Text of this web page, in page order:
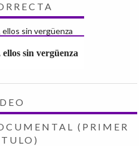
sin vergüenza
(PRIMER